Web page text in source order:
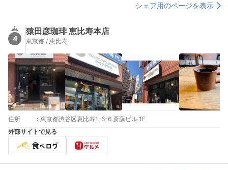
シェア用のページを表示
4
猿田彦珈琲 恵比寿本店
東京都 / 恵比寿
住所 : 東京都渋谷区恵比寿1-6-6 斎藤ビル 1F
外部サイトで見る